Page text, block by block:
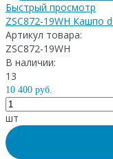
Быстрый просмотр
ZSC872-19WH Кашпо
Артикул товара:
ZSC872-19WH
В наличии:
13
10 400 руб.
шт